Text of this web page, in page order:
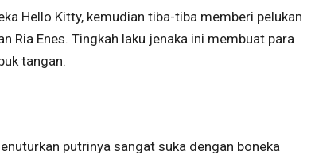
Hello Kitty, kemudian tiba-tiba memberi pelukan
Ria Enes. Tingkah laku jenaka ini membuat para
tangan.
putrinya sangat suka dengan boneka